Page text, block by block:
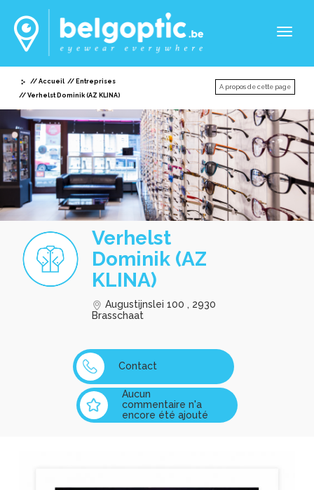
Accueil
Entreprises
Verhelst Dominik (AZ KLINA)
A propos de cette page
Verhelst
Dominik (AZ
KLINA)
Augustijnslei 100 , 2930
Brasschaat
Contact
Aucun
commentaire n'a
encore été ajouté